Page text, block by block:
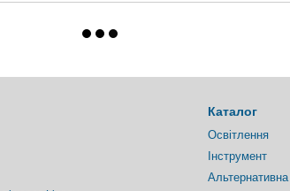
Каталог
Освітлення
Інструмент
Альтернативна